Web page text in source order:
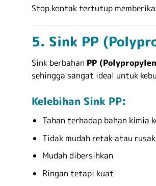
Stop kontak tertutup
5. Sink PP
Sink berbahan PP
sehingga sangat ideal untuk
Kelebihan Sink PP:
Tahan terhadap bahan kimia
Tidak mudah retak atau rusak
Mudah dibersihkan
Ringan tetapi kuat